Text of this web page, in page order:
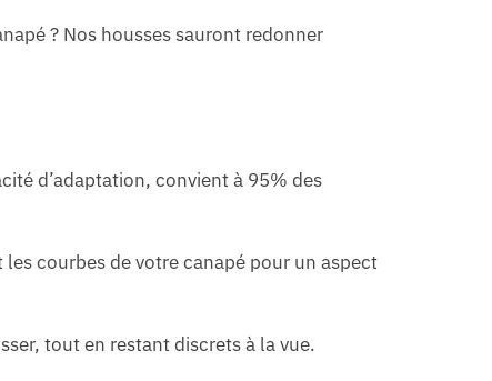
? Nos housses sauront redonner
d’adaptation, convient à 95% des
courbes de votre canapé pour un aspect
tout en restant discrets à la vue.